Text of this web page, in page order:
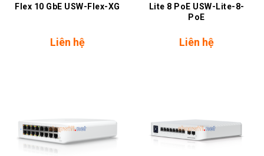
Flex 10 GbE USW-Flex-XG
Liên hệ
Lite 8 PoE USW-Lite-8-
PoE
Liên hệ